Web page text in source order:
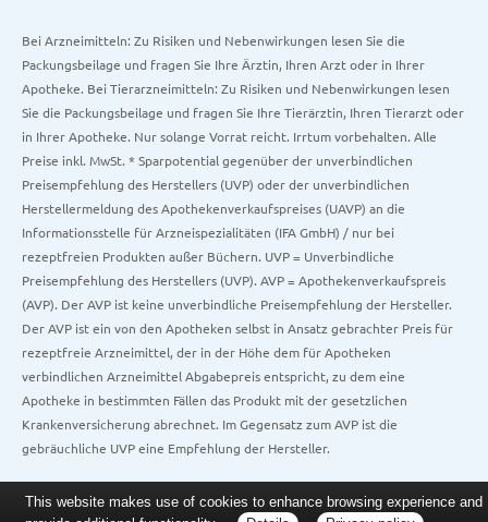
Bei Arzneimitteln: Zu Risiken und Nebenwirkungen lesen Sie die
Packungsbeilage und fragen Sie Ihre Ärztin, Ihren Arzt oder in Ihrer
Apotheke. Bei Tierarzneimitteln: Zu Risiken und Nebenwirkungen lesen
Sie die Packungsbeilage und fragen Sie Ihre Tierärztin, Ihren Tierarzt oder
in Ihrer Apotheke. Nur solange Vorrat reicht. Irrtum vorbehalten. Alle
Preise inkl. MwSt. * Sparpotential gegenüber der unverbindlichen
Preisempfehlung des Herstellers (UVP) oder der unverbindlichen
Herstellermeldung des Apothekenverkaufspreises (UAVP) an die
Informationsstelle für Arzneispezialitäten (IFA GmbH) / nur bei
rezeptfreien Produkten außer Büchern. UVP = Unverbindliche
Preisempfehlung des Herstellers (UVP). AVP = Apothekenverkaufspreis
(AVP). Der AVP ist keine unverbindliche Preisempfehlung der Hersteller.
Der AVP ist ein von den Apotheken selbst in Ansatz gebrachter Preis für
rezeptfreie Arzneimittel, der in der Höhe dem für Apotheken
verbindlichen Arzneimittel Abgabepreis entspricht, zu dem eine
Apotheke in bestimmten Fällen das Produkt mit der gesetzlichen
Krankenversicherung abrechnet. Im Gegensatz zum AVP ist die
gebräuchliche UVP eine Empfehlung der Hersteller.
This website makes use of cookies to enhance browsing experience and